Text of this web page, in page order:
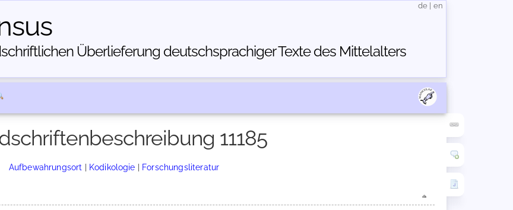
Über­lieferung deutschsprachiger Texte des Mittelalters
de en
11185
Aufbewahrungsort | Kodikologie | Forschungsliteratur